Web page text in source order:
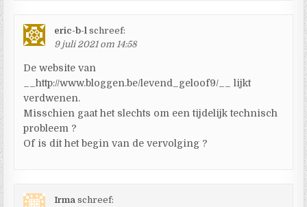
eric-b-l schreef:
9 juli 2021 om 14:58
De website van
__http://www.bloggen.be/levend_geloof9/__ lijkt
verdwenen.
Misschien gaat het slechts om een tijdelijk technisch
probleem ?
Of is dit het begin van de vervolging ?
Irma schreef: